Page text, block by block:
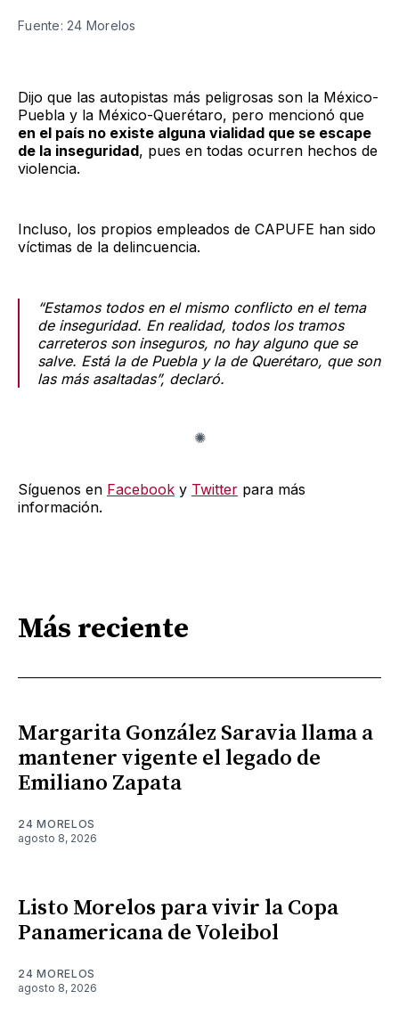
Fuente: 24 Morelos
Dijo que las autopistas más peligrosas son la México-
Puebla y la México-Querétaro, pero mencionó que
en el país no existe alguna vialidad que se escape
de la inseguridad, pues en todas ocurren hechos de
violencia.
Incluso, los propios empleados de CAPUFE han sido
víctimas de la delincuencia.
“Estamos todos en el mismo conflicto en el tema
de inseguridad. En realidad, todos los tramos
carreteros son inseguros, no hay alguno que se
salve. Está la de Puebla y la de Querétaro, que son
las más asaltadas”, declaró.
Síguenos en Facebook y Twitter para más
información.
Más reciente
Margarita González Saravia llama a
mantener vigente el legado de
Emiliano Zapata
24 MORELOS
agosto 8, 2026
Listo Morelos para vivir la Copa
Panamericana de Voleibol
24 MORELOS
agosto 8, 2026